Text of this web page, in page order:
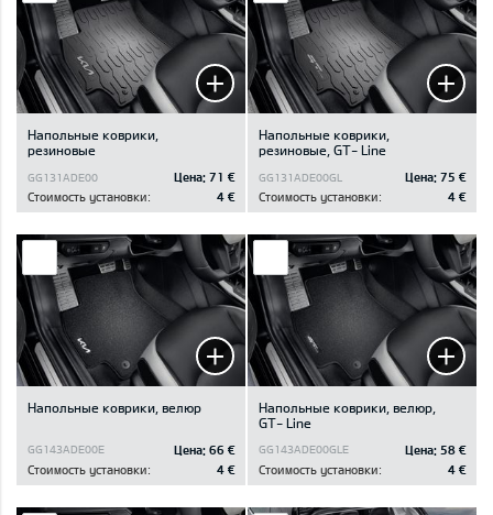
Напольные коврики,
резиновые
GG131ADE00 Цена: 71 €
Стоимость установки:
4 €
Напольные коврики,
резиновые, GT- Line
GG131ADE00GL Цена: 75 €
Стоимость установки:
4 €
Напольные коврики, велюр
GG143ADE00E Цена: 66 €
Стоимость установки:
4 €
Напольные коврики, велюр,
GT- Line
GG143ADE00GLE Цена: 58 €
Стоимость установки:
4 €